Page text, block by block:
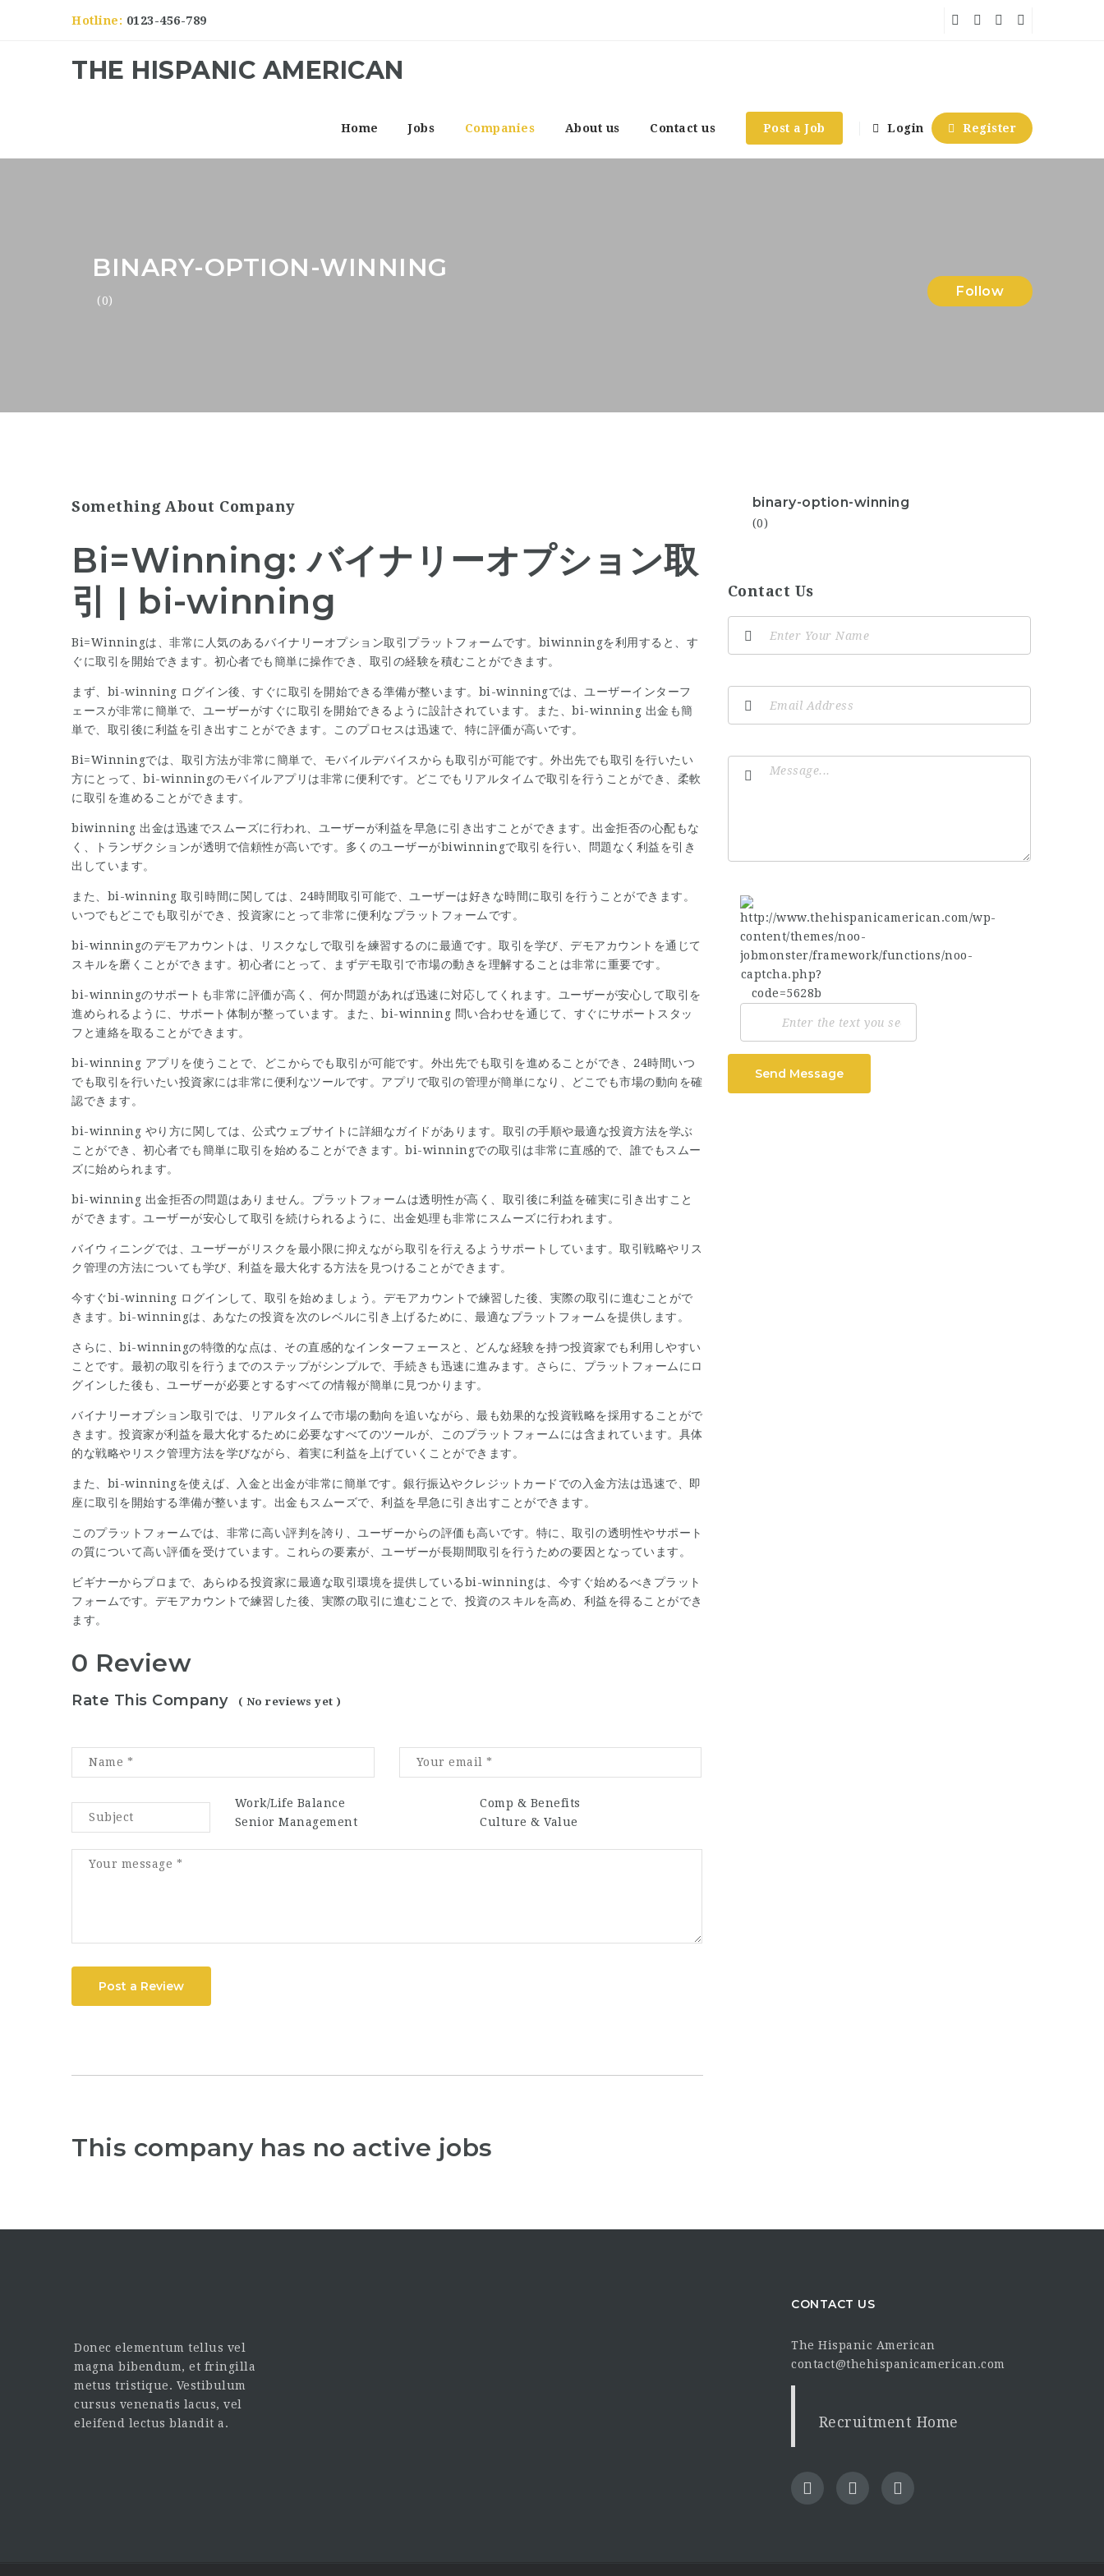
Hotline: 0123-456-789
THE HISPANIC AMERICAN
Home Jobs Companies About us Contact us Post a Job Login Register
BINARY-OPTION-WINNING
(0)
Follow
Something About Company
Bi=Winning: バイナリーオプション取
引 | bi-winning
Bi=Winningは、非常に人気のあるバイナリーオプション取引プラットフォームです。biwinningを利用すると、す
ぐに取引を開始できます。初心者でも簡単に操作でき、取引の経験を積むことができます。
まず、bi-winning ログイン後、すぐに取引を開始できる準備が整います。bi-winningでは、ユーザーインターフ
ェースが非常に簡単で、ユーザーがすぐに取引を開始できるように設計されています。また、bi-winning 出金も簡
単で、取引後に利益を引き出すことができます。このプロセスは迅速で、特に評価が高いです。
Bi=Winningでは、取引方法が非常に簡単で、モバイルデバイスからも取引が可能です。外出先でも取引を行いたい
方にとって、bi-winningのモバイルアプリは非常に便利です。どこでもリアルタイムで取引を行うことができ、柔軟
に取引を進めることができます。
biwinning 出金は迅速でスムーズに行われ、ユーザーが利益を早急に引き出すことができます。出金拒否の心配もな
く、トランザクションが透明で信頼性が高いです。多くのユーザーがbiwinningで取引を行い、問題なく利益を引き
出しています。
また、bi-winning 取引時間に関しては、24時間取引可能で、ユーザーは好きな時間に取引を行うことができます。
いつでもどこでも取引ができ、投資家にとって非常に便利なプラットフォームです。
bi-winningのデモアカウントは、リスクなしで取引を練習するのに最適です。取引を学び、デモアカウントを通じて
スキルを磨くことができます。初心者にとって、まずデモ取引で市場の動きを理解することは非常に重要です。
bi-winningのサポートも非常に評価が高く、何か問題があれば迅速に対応してくれます。ユーザーが安心して取引を
進められるように、サポート体制が整っています。また、bi-winning 問い合わせを通じて、すぐにサポートスタッ
フと連絡を取ることができます。
bi-winning アプリを使うことで、どこからでも取引が可能です。外出先でも取引を進めることができ、24時間いつ
でも取引を行いたい投資家には非常に便利なツールです。アプリで取引の管理が簡単になり、どこでも市場の動向を確
認できます。
bi-winning やり方に関しては、公式ウェブサイトに詳細なガイドがあります。取引の手順や最適な投資方法を学ぶ
ことができ、初心者でも簡単に取引を始めることができます。bi-winningでの取引は非常に直感的で、誰でもスムー
ズに始められます。
bi-winning 出金拒否の問題はありません。プラットフォームは透明性が高く、取引後に利益を確実に引き出すこと
ができます。ユーザーが安心して取引を続けられるように、出金処理も非常にスムーズに行われます。
バイウィニングでは、ユーザーがリスクを最小限に抑えながら取引を行えるようサポートしています。取引戦略やリス
ク管理の方法についても学び、利益を最大化する方法を見つけることができます。
今すぐbi-winning ログインして、取引を始めましょう。デモアカウントで練習した後、実際の取引に進むことがで
きます。bi-winningは、あなたの投資を次のレベルに引き上げるために、最適なプラットフォームを提供します。
さらに、bi-winningの特徴的な点は、その直感的なインターフェースと、どんな経験を持つ投資家でも利用しやすい
ことです。最初の取引を行うまでのステップがシンプルで、手続きも迅速に進みます。さらに、プラットフォームにロ
グインした後も、ユーザーが必要とするすべての情報が簡単に見つかります。
バイナリーオプション取引では、リアルタイムで市場の動向を追いながら、最も効果的な投資戦略を採用することがで
きます。投資家が利益を最大化するために必要なすべてのツールが、このプラットフォームには含まれています。具体
的な戦略やリスク管理方法を学びながら、着実に利益を上げていくことができます。
また、bi-winningを使えば、入金と出金が非常に簡単です。銀行振込やクレジットカードでの入金方法は迅速で、即
座に取引を開始する準備が整います。出金もスムーズで、利益を早急に引き出すことができます。
このプラットフォームでは、非常に高い評判を誇り、ユーザーからの評価も高いです。特に、取引の透明性やサポート
の質について高い評価を受けています。これらの要素が、ユーザーが長期間取引を行うための要因となっています。
ビギナーからプロまで、あらゆる投資家に最適な取引環境を提供しているbi-winningは、今すぐ始めるべきプラット
フォームです。デモアカウントで練習した後、実際の取引に進むことで、投資のスキルを高め、利益を得ることができ
ます。
0 Review
Rate This Company ( No reviews yet )
Work/Life Balance
Comp & Benefits
Senior Management
Culture & Value
Post a Review
This company has no active jobs
binary-option-winning
(0)
Contact Us
Send Message
Donec elementum tellus vel
magna bibendum, et fringilla
metus tristique. Vestibulum
cursus venenatis lacus, vel
eleifend lectus blandit a.
CONTACT US
The Hispanic American
contact@thehispanicamerican.com
Recruitment Home